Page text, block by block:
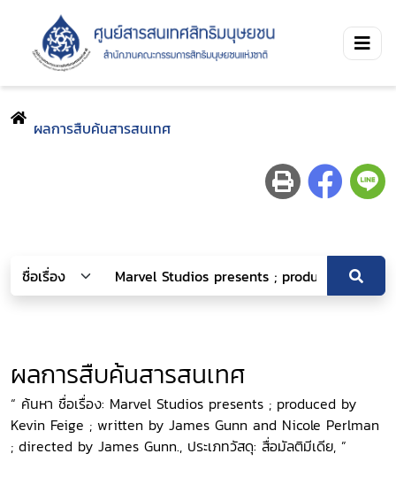
ผลการสืบค้นสารสนเทศ
ผลการสืบค้นสารสนเทศ
“ ค้นหา ชื่อเรื่อง: Marvel Studios presents ; produced by
Kevin Feige ; written by James Gunn and Nicole Perlman
; directed by James Gunn., ประเภทวัสดุ: สื่อมัลติมีเดีย, ”